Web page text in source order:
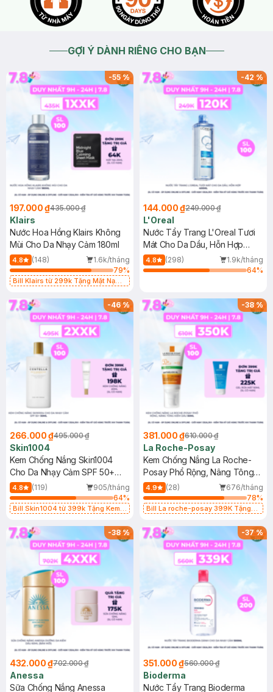
GỢI Ý DÀNH RIÊNG CHO BẠN
-55%
197.000 ₫435.000 ₫
Klairs
Nước Hoa Hồng Klairs Không
Mùi Cho Da Nhạy Cảm 180ml
4.8 (148)
1.6k/tháng
79%
Bill Klairs từ 299k Tặng Mặt Nạ
25ml (SL Có Hạn)
-42%
144.000 ₫249.000 ₫
L'Oreal
Nước Tẩy Trang L'Oreal Tươi
Mát Cho Da Dầu, Hỗn Hợp
400ml
4.8 (298)
1.9k/tháng
64%
-46%
266.000 ₫495.000 ₫
Skin1004
Kem Chống Nắng Skin1004
Cho Da Nhạy Cảm SPF 50+
50ml
4.8 (119)
905/tháng
64%
Bill Skin1004 từ 399k Tặng Kem
SPF 50+ 20ml (SL Có Hạn)
-38%
381.000 ₫610.000 ₫
La Roche-Posay
Kem Chống Nắng La Roche-
Posay Phổ Rộng, Nâng Tông
Kiềm Dầu 50ml
4.9 (28)
676/tháng
78%
Bill La roche-posay 399K Tặng
(SL có hạn)
-38%
432.000 ₫702.000 ₫
Anessa
Sữa Chống Nắng Anessa
-37%
351.000 ₫560.000 ₫
Bioderma
Nước Tẩy Trang Bioderma